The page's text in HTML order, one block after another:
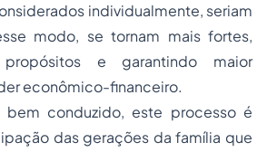
individualmente, seriam
modo, se tornam mais fortes,
e garantindo maior
econômico-financeiro.
bem conduzido, este processo é
das gerações da família que